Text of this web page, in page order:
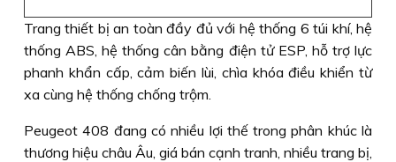
Trang thiết bị an toàn đầy đủ với hệ thống 6 túi khí, hệ
thống ABS, hệ thống cân bằng điện tử ESP, hỗ trợ lực
phanh khẩn cấp, cảm biến lùi, chìa khóa điều khiển từ
xa cùng hệ thống chống trộm.
Peugeot 408 đang có nhiều lợi thế trong phân khúc là
thương hiệu châu Âu, giá bán cạnh tranh, nhiều trang bị,